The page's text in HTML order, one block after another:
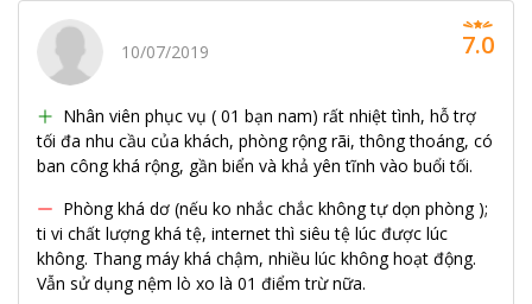
10/07/2019
Nhân viên phục vụ ( 01 bạn nam) rất nhiệt tình, hỗ trợ
tối đa nhu cầu của khách, phòng rộng rãi, thông thoáng, có
ban công khá rộng, gần biển và khả yên tĩnh vào buổi tối.
Phòng khá dơ (nếu ko nhắc chắc không tự dọn phòng );
ti vi chất lượng khá tệ, internet thì siêu tệ lúc được lúc
không. Thang máy khá chậm, nhiều lúc không hoạt động.
Vẫn sử dụng nệm lò xo là 01 điểm trừ nữa.
7.0